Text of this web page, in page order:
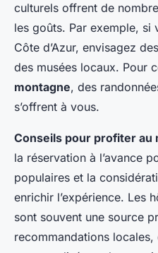
culturels offrent de
les goûts. Par exemple, si
Côte d’Azur, envisagez
des musées locaux. Pour
montagne, des
s’offrent à vous.
Conseils pour profiter au
la réservation à l’avance
populaires et la
enrichir l’expérience. Les
sont souvent une source
recommandations